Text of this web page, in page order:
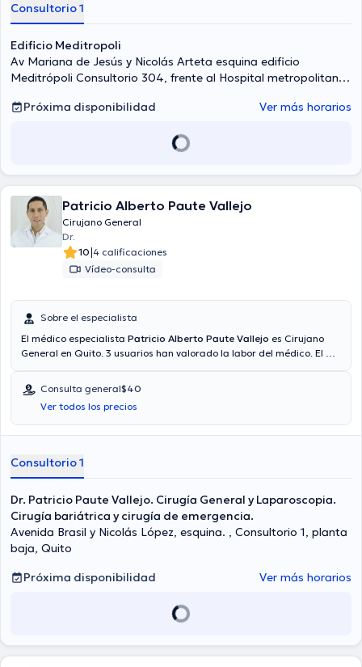
Consultorio 1
Edificio Meditropoli
Av Mariana de Jesús y Nicolás Arteta esquina edificio
Meditrópoli Consultorio 304, frente al Hospital metropolitano,
Próxima disponibilidad
Ver más horarios
Patricio Alberto Paute Vallejo
Cirujano General
Dr.
10|4 calificaciones
Vídeo-consulta
Sobre el especialista
El médico especialista Patricio Alberto Paute Vallejo es Cirujano
General en Quito. 3 usuarios han valorado la labor del médico. El Dr.
mejores precios con las siguientes aseguradoras: Consulta privada,
Plan Vital - Medicina Prepagada, Vía reembolso con cualquier
aseguradora. El precio de la consulta con el médico Patricio Alberto
Paute Vallejo es de $40. Algunos de los servicios médicos ofrecidos
Consulta general$40
Ver todos los precios
Consultorio 1
Dr. Patricio Paute Vallejo. Cirugía General y Laparoscopia.
Cirugía bariátrica y cirugía de emergencia.
Avenida Brasil y Nicolás López, esquina. , Consultorio 1, planta
baja, Quito
Próxima disponibilidad
Ver más horarios